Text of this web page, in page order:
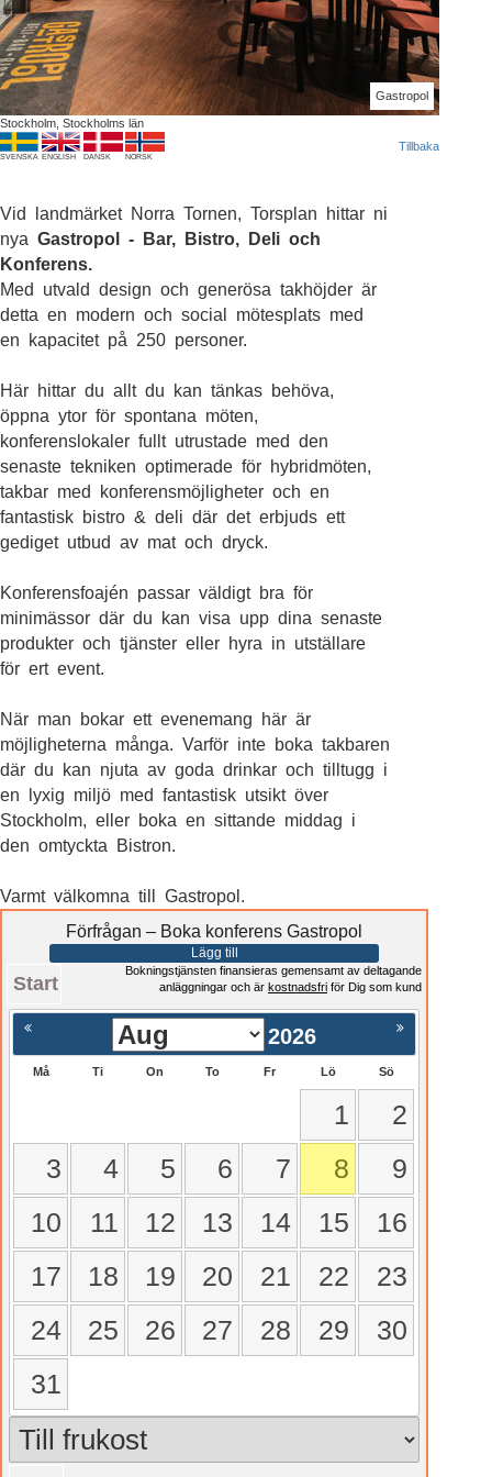
Gastropol
Stockholm, Stockholms län
SVENSKA ENGLISH DANSK NORSK
Tillbaka
Vid landmärket Norra Tornen, Torsplan hittar ni
nya Gastropol - Bar, Bistro, Deli och
Konferens.
Med utvald design och generösa takhöjder är
detta en modern och social mötesplats med
en kapacitet på 250 personer.
Här hittar du allt du kan tänkas behöva,
öppna ytor för spontana möten,
konferenslokaler fullt utrustade med den
senaste tekniken optimerade för hybridmöten,
takbar med konferensmöjligheter och en
fantastisk bistro & deli där det erbjuds ett
gediget utbud av mat och dryck.
Konferensfoajén passar väldigt bra för
minimässor där du kan visa upp dina senaste
produkter och tjänster eller hyra in utställare
för ert event.
När man bokar ett evenemang här är
möjligheterna många. Varför inte boka takbaren
där du kan njuta av goda drinkar och tilltugg i
en lyxig miljö med fantastisk utsikt över
Stockholm, eller boka en sittande middag i
den omtyckta Bistron.
Varmt välkomna till Gastropol.
Förfrågan – Boka konferens Gastropol
Lägg till
Start
Bokningstjänsten finansieras gemensamt av deltagande
anläggningar och är kostnadsfri för Dig som kund
2026
Må Ti On To Fr Lö Sö
1
2
3
4 5 6 7 8
9
10
11 12 13 14 15
16
17
18 19 20 21 22
23
24
25 26 27 28 29
30
31